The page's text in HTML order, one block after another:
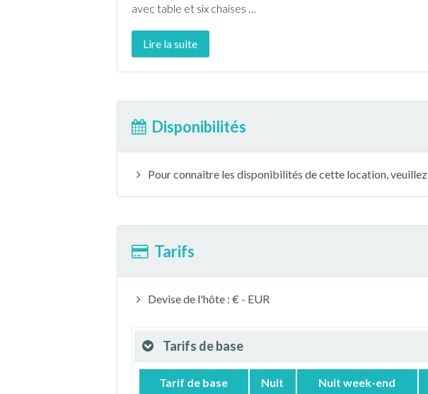
avec table et six chaises …
Lire la suite
Disponibilités
Pour connaître les disponibilités de cette location, veuillez
Tarifs
Devise de l'hôte : € - EUR
Tarifs de base
Tarif de base Nuit Nuit week-end